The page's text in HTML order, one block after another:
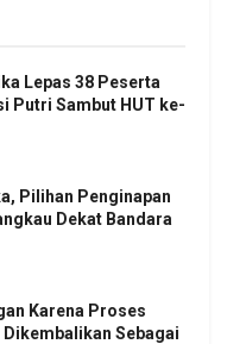
Lepas 38 Peserta
Putri Sambut HUT ke-
Pilihan Penginapan
Dekat Bandara
Karena Proses
Sebagai